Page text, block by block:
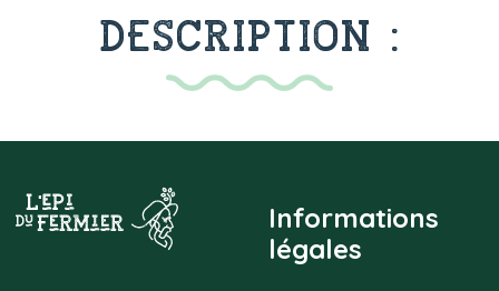
DESCRIPTION :
Informations
légales